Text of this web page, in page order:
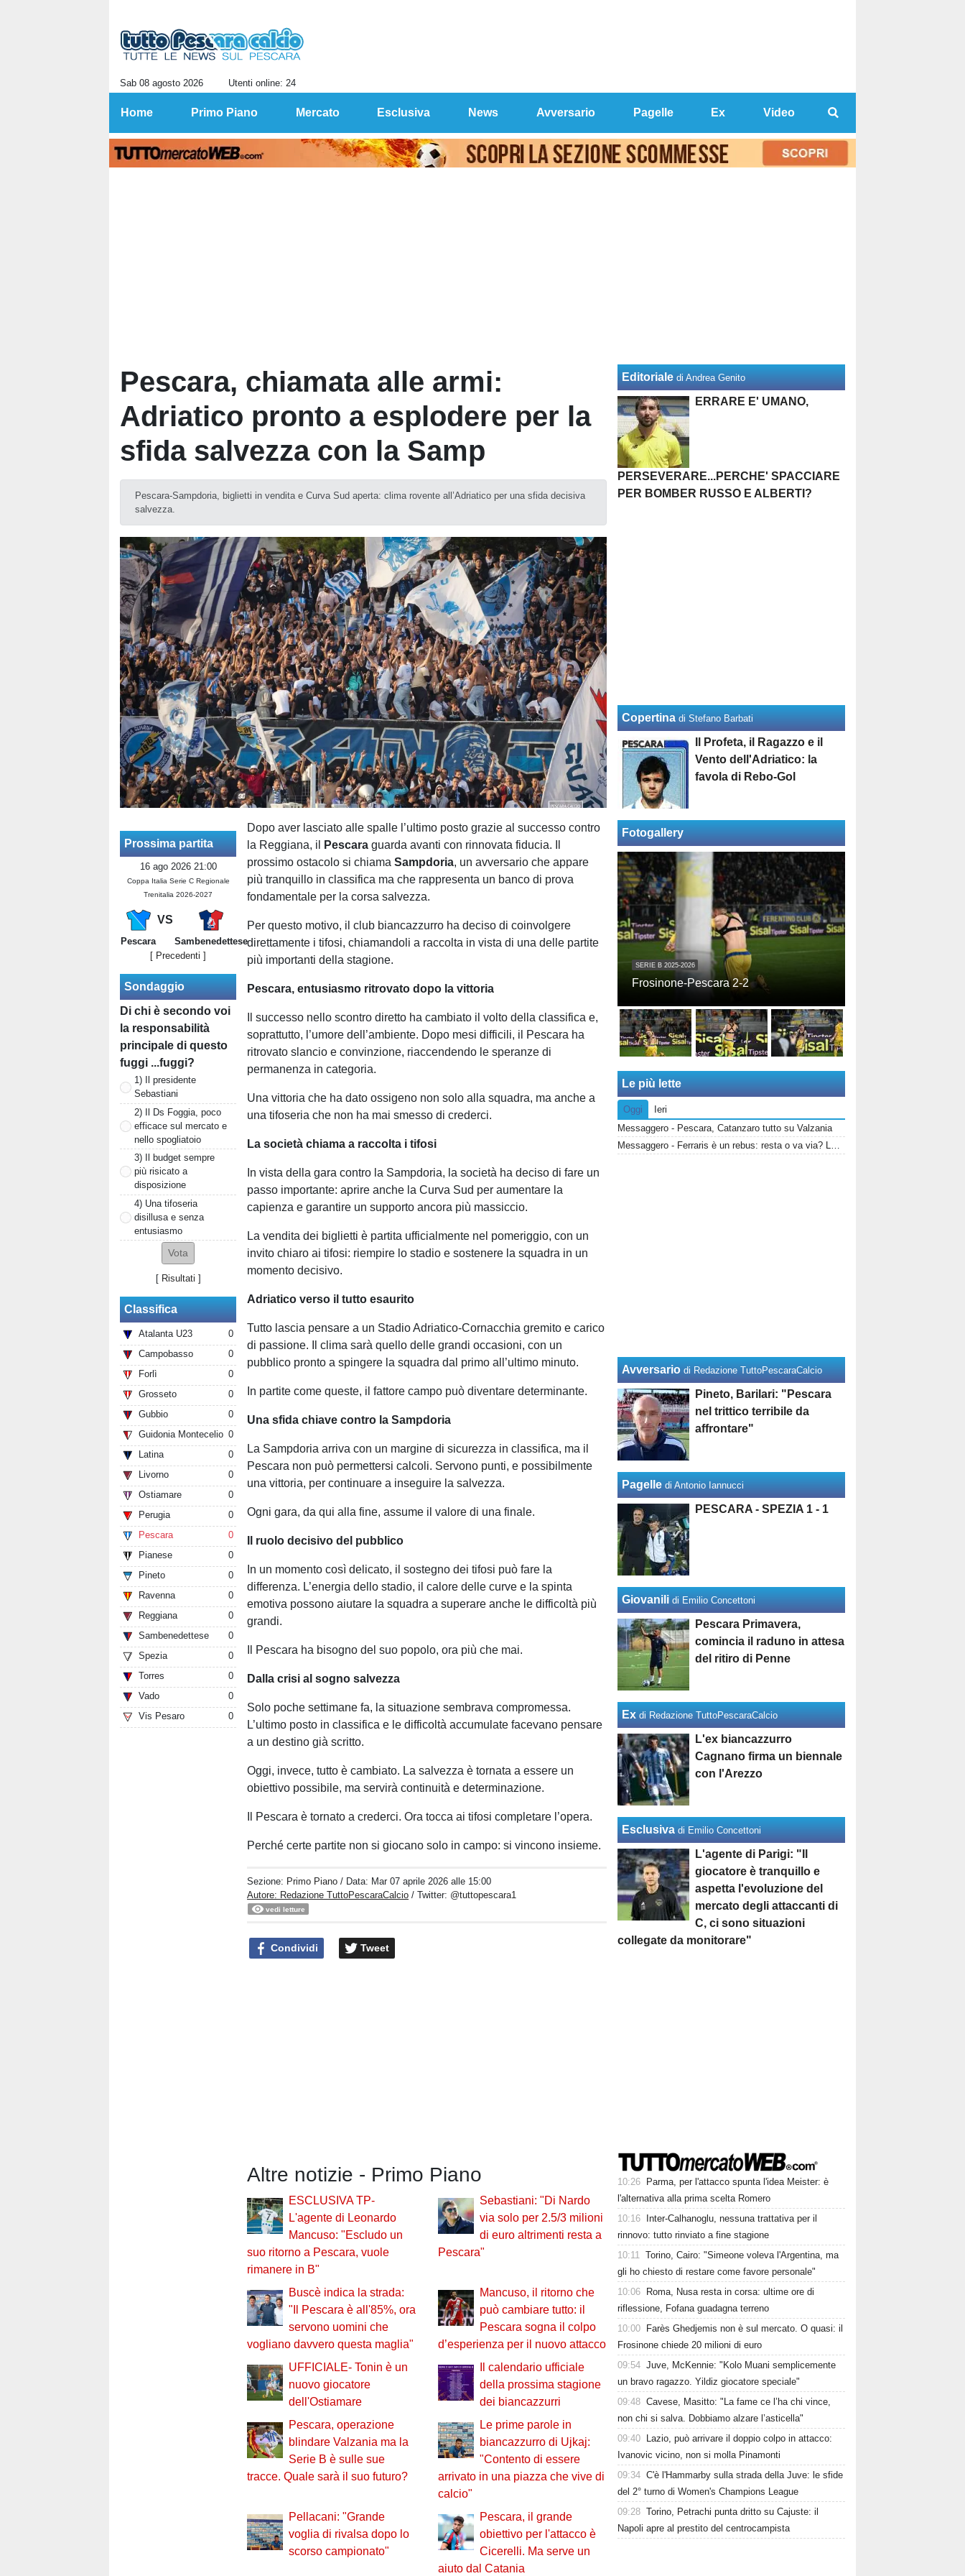
Sab 08 agosto 2026 Utenti online: 24
Home Primo Piano Mercato Esclusiva News Avversario Pagelle Ex Video
Pescara, chiamata alle armi:
Adriatico pronto a esplodere per la
sfida salvezza con la Samp
Pescara-Sampdoria, biglietti in vendita e Curva Sud aperta: clima rovente all’Adriatico per una sfida decisiva
salvezza.
Prossima partita
16 ago 2026 21:00
Coppa Italia Serie C Regionale
Trenitalia 2026-2027
VS
Pescara
Sambenedettese
[ Precedenti ]
Sondaggio
Di chi è secondo voi
la responsabilità
principale di questo
fuggi ...fuggi?
1) Il presidente
Sebastiani
2) Il Ds Foggia, poco
efficace sul mercato e
nello spogliatoio
3) Il budget sempre
più risicato a
disposizione
4) Una tifoseria
disillusa e senza
entusiasmo
[ Risultati ]
Classifica
Atalanta U23
0
Campobasso
0
Forlì
0
Grosseto
0
Gubbio
0
Guidonia Montecelio 0
Latina
0
Livorno
0
Ostiamare
0
Perugia
0
Pescara
0
Pianese
0
Pineto
0
Ravenna
0
Reggiana
0
Sambenedettese
0
Spezia
0
Torres
0
Vado
0
Vis Pesaro
0
Dopo aver lasciato alle spalle l’ultimo posto grazie al successo contro
la Reggiana, il
Pescaraguarda avanti con rinnovata fiducia. Il
prossimo ostacolo si chiamaSampdoria, un avversario che appare
più tranquillo in classifica ma che rappresenta un banco di prova
fondamentale per la corsa salvezza.
Per questo motivo, il club biancazzurro ha deciso di coinvolgere
direttamente i tifosi, chiamandoli a raccolta in vista di una delle partite
più importanti della stagione.
Pescara, entusiasmo ritrovato dopo la vittoria
Il successo nello scontro diretto ha cambiato il volto della classifica e,
soprattutto, l’umore dell’ambiente. Dopo mesi difficili, il Pescara ha
ritrovato slancio e convinzione, riaccendendo le speranze di
permanenza in categoria.
Una vittoria che ha dato ossigeno non solo alla squadra, ma anche a
una tifoseria che non ha mai smesso di crederci.
La società chiama a raccolta i tifosi
In vista della gara contro la Sampdoria, la società ha deciso di fare un
passo importante: aprire anche la Curva Sud per aumentare la
capienza e garantire un supporto ancora più massiccio.
La vendita dei biglietti è partita ufficialmente nel pomeriggio, con un
invito chiaro ai tifosi: riempire lo stadio e sostenere la squadra in un
momento decisivo.
Adriatico verso il tutto esaurito
Tutto lascia pensare a un Stadio Adriatico-Cornacchia gremito e carico
di passione. Il clima sarà quello delle grandi occasioni, con un
pubblico pronto a spingere la squadra dal primo all’ultimo minuto.
In partite come queste, il fattore campo può diventare determinante.
Una sfida chiave contro la Sampdoria
La Sampdoria arriva con un margine di sicurezza in classifica, ma il
Pescara non può permettersi calcoli. Servono punti, e possibilmente
una vittoria, per continuare a inseguire la salvezza.
Ogni gara, da qui alla fine, assume il valore di una finale.
Il ruolo decisivo del pubblico
In un momento così delicato, il sostegno dei tifosi può fare la
differenza. L’energia dello stadio, il calore delle curve e la spinta
emotiva possono aiutare la squadra a superare anche le difficoltà più
grandi.
Il Pescara ha bisogno del suo popolo, ora più che mai.
Dalla crisi al sogno salvezza
Solo poche settimane fa, la situazione sembrava compromessa.
L’ultimo posto in classifica e le difficoltà accumulate facevano pensare
a un destino già scritto.
Oggi, invece, tutto è cambiato. La salvezza è tornata a essere un
obiettivo possibile, ma servirà continuità e determinazione.
Il Pescara è tornato a crederci. Ora tocca ai tifosi completare l’opera.
Perché certe partite non si giocano solo in campo: si vincono insieme.
Sezione: Primo Piano / Data: Mar 07 aprile 2026 alle 15:00
Autore: Redazione TuttoPescaraCalcio / Twitter: @tuttopescara1
vedi letture
Condividi Tweet
Altre notizie - Primo Piano
ESCLUSIVA TP-
L'agente di Leonardo
Mancuso: "Escludo un
suo ritorno a Pescara, vuole
rimanere in B"
Sebastiani: "Di Nardo
via solo per 2.5/3 milioni
di euro altrimenti resta a
Pescara"
Buscè indica la strada:
"Il Pescara è all'85%, ora
servono uomini che
vogliano davvero questa maglia"
Mancuso, il ritorno che
può cambiare tutto: il
Pescara sogna il colpo
d’esperienza per il nuovo attacco
UFFICIALE- Tonin è un
nuovo giocatore
dell'Ostiamare
Il calendario ufficiale
della prossima stagione
dei biancazzurri
Pescara, operazione
blindare Valzania ma la
Serie B è sulle sue
tracce. Quale sarà il suo futuro?
Le prime parole in
biancazzurro di Ujkaj:
"Contento di essere
arrivato in una piazza che vive di
calcio"
Pellacani: "Grande
voglia di rivalsa dopo lo
scorso campionato"
Pescara, il grande
obiettivo per l'attacco è
Cicerelli. Ma serve un
aiuto dal Catania
Editoriale di Andrea Genito
ERRARE E' UMANO,
PERSEVERARE...PERCHE' SPACCIARE
PER BOMBER RUSSO E ALBERTI?
Copertina di Stefano Barbati
Il Profeta, il Ragazzo e il
Vento dell'Adriatico: la
favola di Rebo-Gol
Fotogallery
SERIE B 2025-2026
Frosinone-Pescara 2-2
Le più lette
Oggi
Ieri
Messaggero - Pescara, Catanzaro tutto su Valzania
Messaggero - Ferraris è un rebus: resta o va via? La Salernitana rivorrebbe la punta
Avversario di Redazione TuttoPescaraCalcio
Pineto, Barilari: "Pescara
nel trittico terribile da
affrontare"
Pagelle di Antonio Iannucci
PESCARA - SPEZIA 1 - 1
Giovanili di Emilio Concettoni
Pescara Primavera,
comincia il raduno in attesa
del ritiro di Penne
Ex di Redazione TuttoPescaraCalcio
L'ex biancazzurro
Cagnano firma un biennale
con l'Arezzo
Esclusiva di Emilio Concettoni
L'agente di Parigi: "Il
giocatore è tranquillo e
aspetta l'evoluzione del
mercato degli attaccanti di
C, ci sono situazioni
collegate da monitorare"
10:26
Parma, per l'attacco spunta l'idea Meister: è
l'alternativa alla prima scelta Romero
10:16
Inter-Calhanoglu, nessuna trattativa per il
rinnovo: tutto rinviato a fine stagione
10:11 Torino, Cairo: "Simeone voleva l'Argentina, ma
gli ho chiesto di restare come favore personale"
10:06
Roma, Nusa resta in corsa: ultime ore di
riflessione, Fofana guadagna terreno
10:00
Farès Ghedjemis non è sul mercato. O quasi: il
Frosinone chiede 20 milioni di euro
09:54 Juve, McKennie: "Kolo Muani semplicemente
un bravo ragazzo. Yildiz giocatore speciale"
09:48 Cavese, Masitto: "La fame ce l’ha chi vince,
non chi si salva. Dobbiamo alzare l’asticella"
09:40
Lazio, può arrivare il doppio colpo in attacco:
Ivanovic vicino, non si molla Pinamonti
09:34 C'è l'Hammarby sulla strada della Juve: le sfide
del 2° turno di Women's Champions League
09:28 Torino, Petrachi punta dritto su Cajuste: il
Napoli apre al prestito del centrocampista